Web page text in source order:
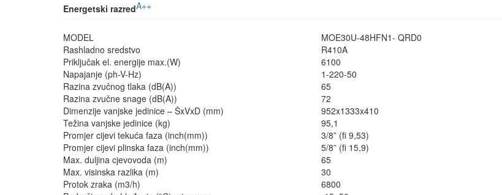
Energetski razredA++
MODEL
MOE30U-48HFN1- QRD0
Rashladno sredstvo
R410A
Priključak el. energije max.(W)
6100
Napajanje (ph-V-Hz)
1-220-50
Razina zvučnog tlaka (dB(A))
65
Razina zvučne snage (dB(A))
72
Dimenzije vanjske jedinice – ŠxVxD (mm)
952x1333x410
Težina vanjske jedinice (kg)
95,1
Promjer cijevi tekuća faza (inch(mm))
3/8” (fi 9,53)
Promjer cijevi plinska faza (inch(mm))
5/8” (fi 15,9)
Max. duljina cjevovoda (m)
65
Max. visinska razlika (m)
30
Protok zraka (m3/h)
6800